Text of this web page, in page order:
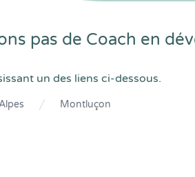
pas de Coach en
un des liens ci-dessous.
Montluçon